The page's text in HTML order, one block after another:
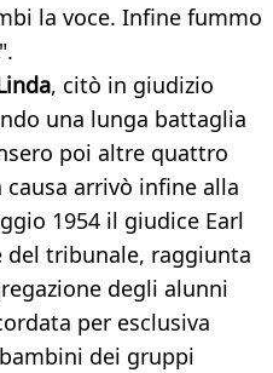
la voce. Infine fummo
, citò in giudizio
una lunga battaglia
poi altre quattro
arrivò infine alla
1954 il giudice Earl
del tribunale, raggiunta
degli alunni
per esclusiva
dei gruppi